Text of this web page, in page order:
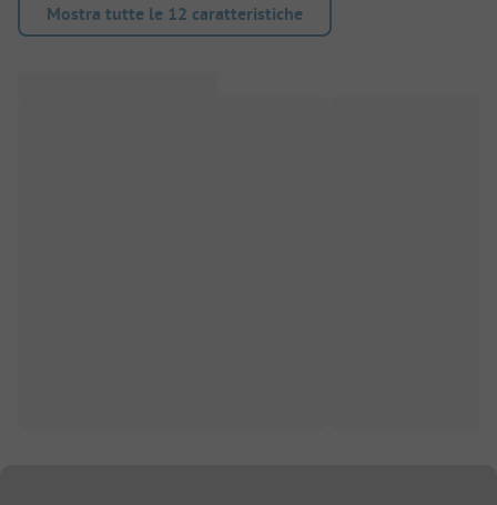
Mostra tutte le 12 caratteristiche